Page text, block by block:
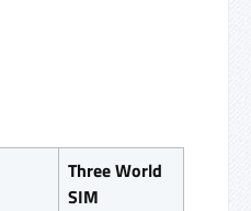
Three World
SIM